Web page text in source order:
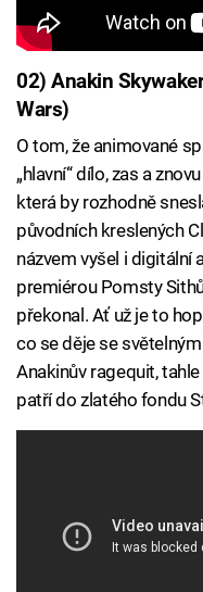
02) Anakin
Wars)
O tom, že animované
„hlavní“ dílo, zas a
která by rozhodně
původních kreslených
názvem vyšel i digitální
premiérou Pomsty
překonal. Ať už je to
co se děje se
Anakinův ragequit,
patří do zlatého fondu